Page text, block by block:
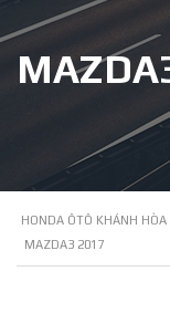
HONDA ÔTÔ KHÁNH
MAZDA3 2017